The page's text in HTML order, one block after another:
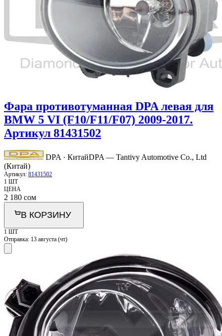
Фара противотуманная DPA левая для
BMW 5 VI (F10/F11/F07) 2009-2017.
Артикул 81431502
DPA · КитайDPA — Tantivy Automotive Co., Ltd
(Китай)
Артикул: 81431502
1 ШТ
ЦЕНА
2 180 сом
В КОРЗИНУ
1 ШТ
Отправка: 13 августа (чт)